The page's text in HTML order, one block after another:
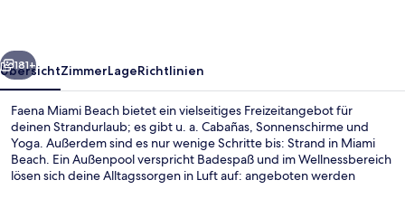
Weiter
181+
ÜbersichtZimmerLageRichtlinien
Faena Miami Beach bietet ein vielseitiges Freizeitangebot für
deinen Strandurlaub; es gibt u. a. Cabañas, Sonnenschirme und
Yoga. Außerdem sind es nur wenige Schritte bis: Strand in Miami
Beach. Ein Außenpool verspricht Badespaß und im Wellnessbereich
lösen sich deine Alltagssorgen in Luft auf: angeboten werden